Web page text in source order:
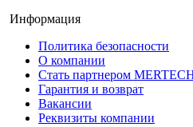
Информация
Политика безопасности
О компании
Стать партнером
Гарантия и возврат
Вакансии
Реквизиты компании